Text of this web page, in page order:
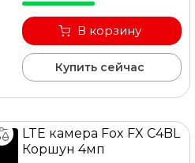
В корзину
Купить сейчас
LTE камера Fox FX C4BL
Коршун 4мп